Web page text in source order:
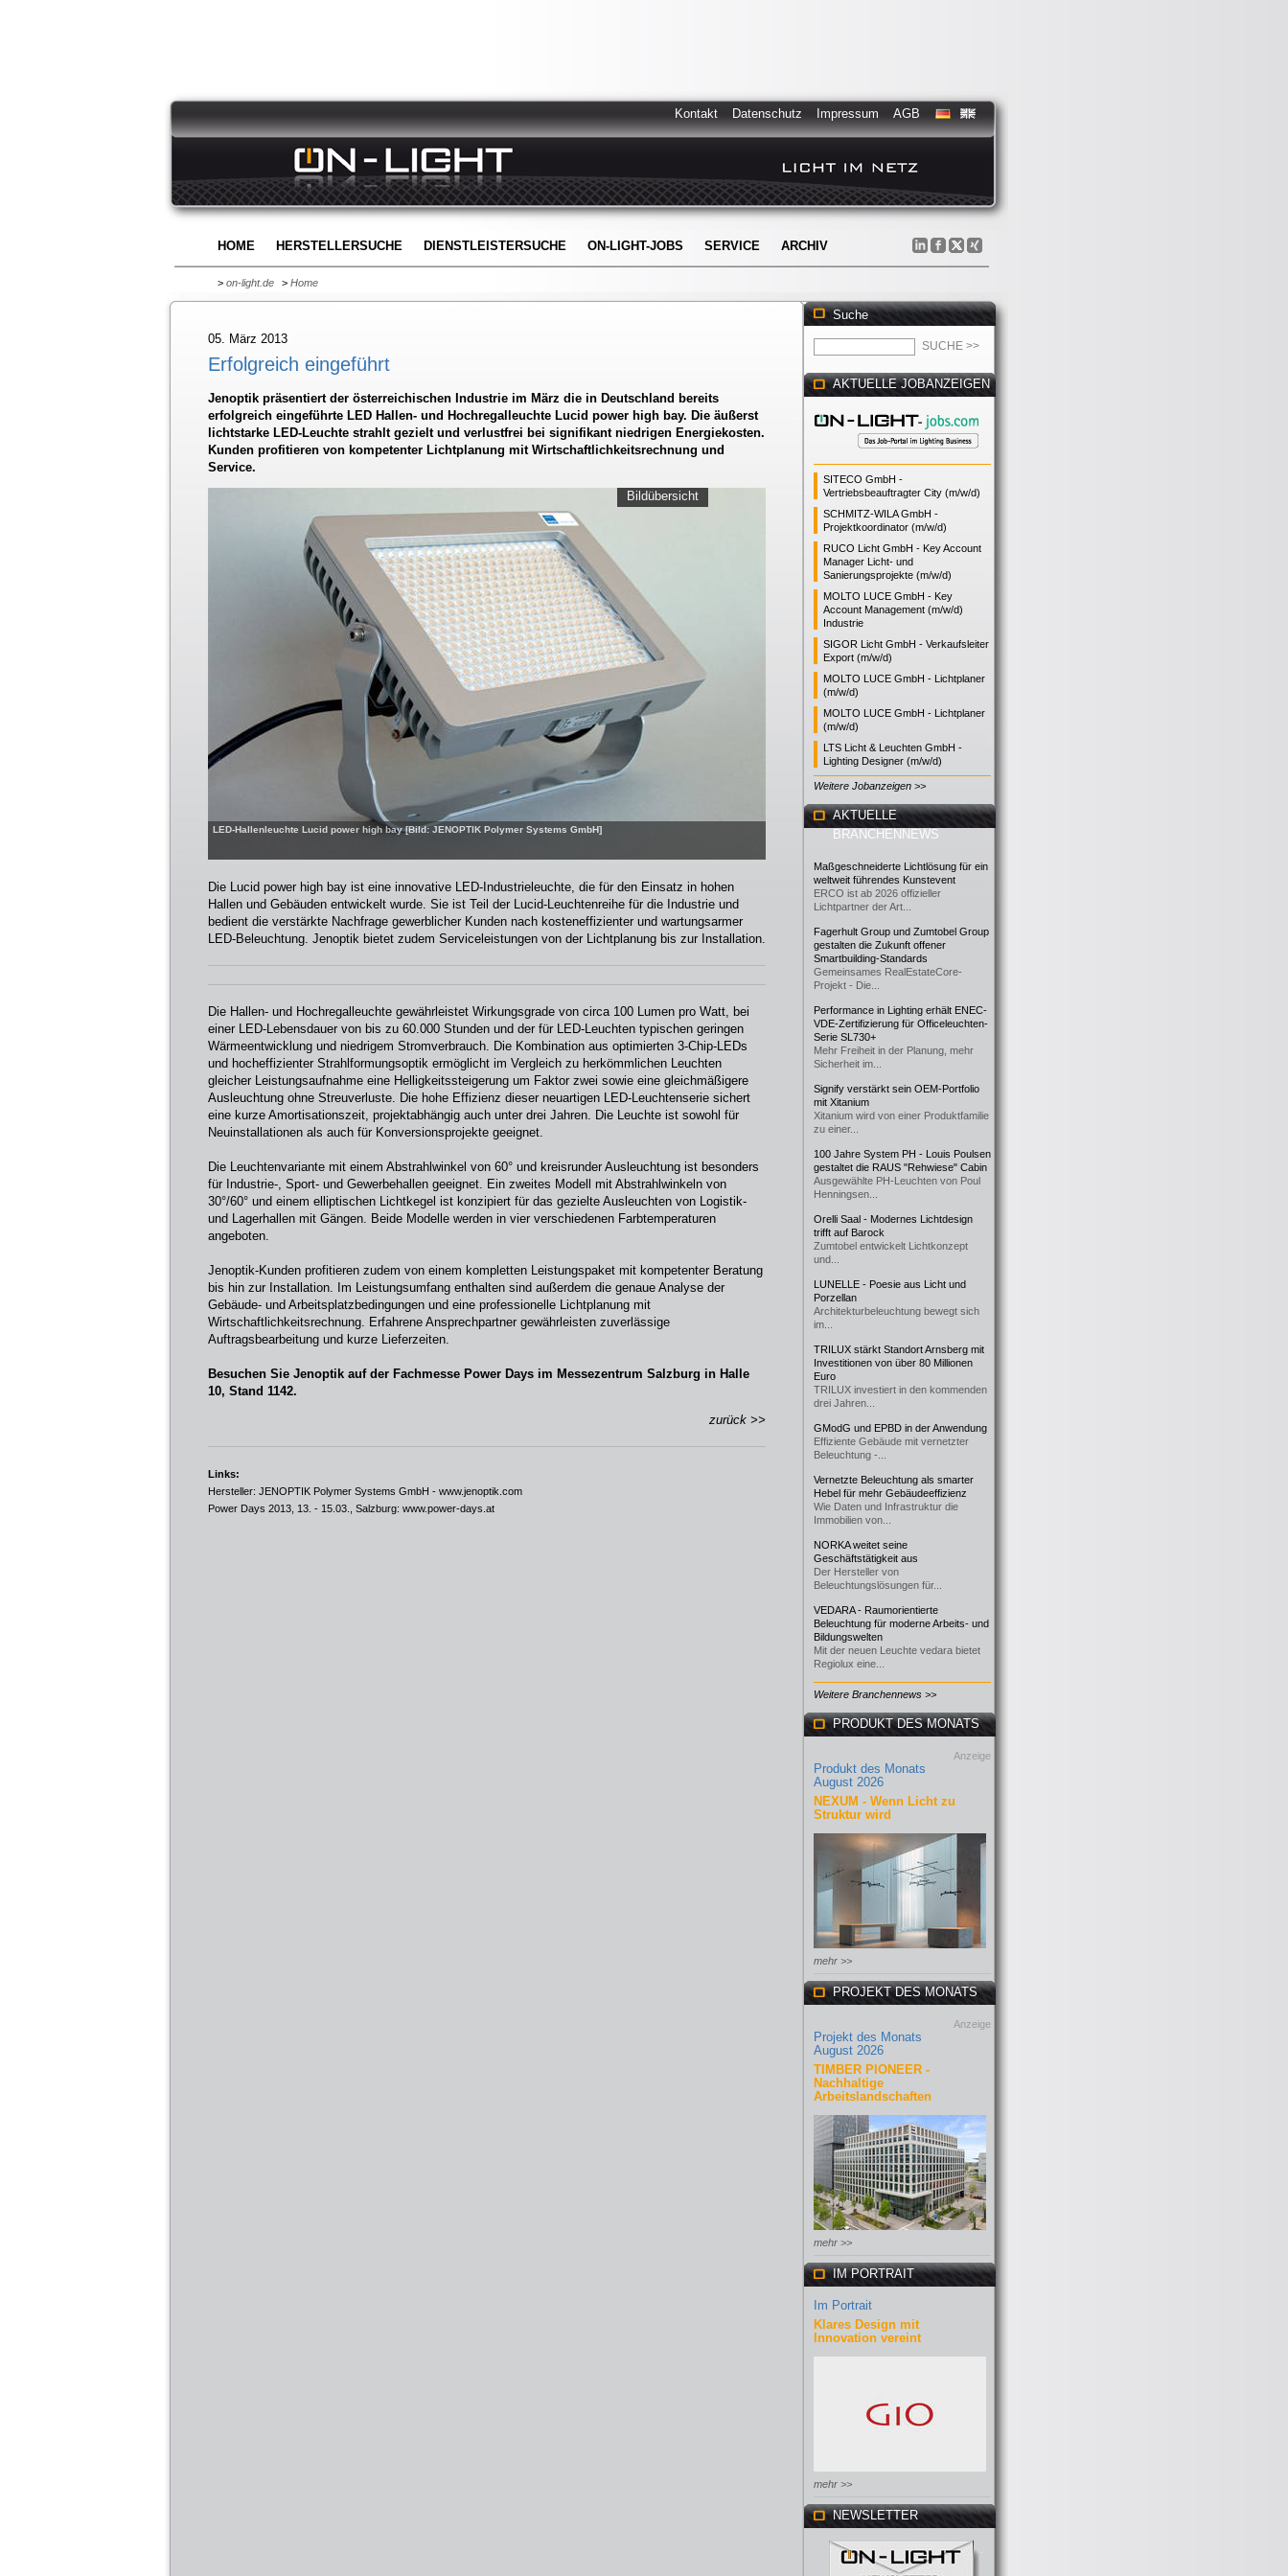
Kontakt Datenschutz Impressum AGB
HOME HERSTELLERSUCHE DIENSTLEISTERSUCHE ON-LIGHT-JOBS SERVICE ARCHIV
> on-light.de > Home
05. März 2013
Erfolgreich eingeführt
Jenoptik präsentiert der österreichischen Industrie im März die in Deutschland bereits
erfolgreich eingeführte LED Hallen- und Hochregalleuchte Lucid power high bay. Die äußerst
lichtstarke LED-Leuchte strahlt gezielt und verlustfrei bei signifikant niedrigen Energiekosten.
Kunden profitieren von kompetenter Lichtplanung mit Wirtschaftlichkeitsrechnung und
Service.
LED-Hallenleuchte Lucid power high bay [Bild: JENOPTIK Polymer Systems GmbH]
Bildübersicht
Die Lucid power high bay ist eine innovative LED-Industrieleuchte, die für den Einsatz in hohen
Hallen und Gebäuden entwickelt wurde. Sie ist Teil der Lucid-Leuchtenreihe für die Industrie und
bedient die verstärkte Nachfrage gewerblicher Kunden nach kosteneffizienter und wartungsarmer
LED-Beleuchtung. Jenoptik bietet zudem Serviceleistungen von der Lichtplanung bis zur Installation.
Die Hallen- und Hochregalleuchte gewährleistet Wirkungsgrade von circa 100 Lumen pro Watt, bei
einer LED-Lebensdauer von bis zu 60.000 Stunden und der für LED-Leuchten typischen geringen
Wärmeentwicklung und niedrigem Stromverbrauch. Die Kombination aus optimierten 3-Chip-LEDs
und hocheffizienter Strahlformungsoptik ermöglicht im Vergleich zu herkömmlichen Leuchten
gleicher Leistungsaufnahme eine Helligkeitssteigerung um Faktor zwei sowie eine gleichmäßigere
Ausleuchtung ohne Streuverluste. Die hohe Effizienz dieser neuartigen LED-Leuchtenserie sichert
eine kurze Amortisationszeit, projektabhängig auch unter drei Jahren. Die Leuchte ist sowohl für
Neuinstallationen als auch für Konversionsprojekte geeignet.
Die Leuchtenvariante mit einem Abstrahlwinkel von 60° und kreisrunder Ausleuchtung ist besonders
für Industrie-, Sport- und Gewerbehallen geeignet. Ein zweites Modell mit Abstrahlwinkeln von
30°/60° und einem elliptischen Lichtkegel ist konzipiert für das gezielte Ausleuchten von Logistik-
und Lagerhallen mit Gängen. Beide Modelle werden in vier verschiedenen Farbtemperaturen
angeboten.
Jenoptik-Kunden profitieren zudem von einem kompletten Leistungspaket mit kompetenter Beratung
bis hin zur Installation. Im Leistungsumfang enthalten sind außerdem die genaue Analyse der
Gebäude- und Arbeitsplatzbedingungen und eine professionelle Lichtplanung mit
Wirtschaftlichkeitsrechnung. Erfahrene Ansprechpartner gewährleisten zuverlässige
Auftragsbearbeitung und kurze Lieferzeiten.
Besuchen Sie Jenoptik auf der Fachmesse Power Days im Messezentrum Salzburg in Halle
10, Stand 1142.
zurück >>
Links:
Hersteller: JENOPTIK Polymer Systems GmbH - www.jenoptik.com
Power Days 2013, 13. - 15.03., Salzburg: www.power-days.at
Suche
AKTUELLE JOBANZEIGEN
SITECO GmbH -
Vertriebsbeauftragter City (m/w/d)
SCHMITZ-WILA GmbH -
Projektkoordinator (m/w/d)
RUCO Licht GmbH - Key Account
Manager Licht- und
Sanierungsprojekte (m/w/d)
MOLTO LUCE GmbH - Key
Account Management (m/w/d)
Industrie
SIGOR Licht GmbH - Verkaufsleiter
Export (m/w/d)
MOLTO LUCE GmbH - Lichtplaner
(m/w/d)
MOLTO LUCE GmbH - Lichtplaner
(m/w/d)
LTS Licht & Leuchten GmbH -
Lighting Designer (m/w/d)
Weitere Jobanzeigen >>
AKTUELLE
BRANCHENNEWS
Maßgeschneiderte Lichtlösung für ein
weltweit führendes Kunstevent
ERCO ist ab 2026 offizieller
Lichtpartner der Art...
Fagerhult Group und Zumtobel Group
gestalten die Zukunft offener
Smartbuilding-Standards
Gemeinsames RealEstateCore-
Projekt - Die...
Performance in Lighting erhält ENEC-
VDE-Zertifizierung für Officeleuchten-
Serie SL730+
Mehr Freiheit in der Planung, mehr
Sicherheit im...
Signify verstärkt sein OEM-Portfolio
mit Xitanium
Xitanium wird von einer Produktfamilie
zu einer...
100 Jahre System PH - Louis Poulsen
gestaltet die RAUS "Rehwiese" Cabin
Ausgewählte PH-Leuchten von Poul
Henningsen...
Orelli Saal - Modernes Lichtdesign
trifft auf Barock
Zumtobel entwickelt Lichtkonzept
und...
LUNELLE - Poesie aus Licht und
Porzellan
Architekturbeleuchtung bewegt sich
im...
TRILUX stärkt Standort Arnsberg mit
Investitionen von über 80 Millionen
Euro
TRILUX investiert in den kommenden
drei Jahren...
GModG und EPBD in der Anwendung
Effiziente Gebäude mit vernetzter
Beleuchtung -...
Vernetzte Beleuchtung als smarter
Hebel für mehr Gebäudeeffizienz
Wie Daten und Infrastruktur die
Immobilien von...
NORKA weitet seine
Geschäftstätigkeit aus
Der Hersteller von
Beleuchtungslösungen für...
VEDARA - Raumorientierte
Beleuchtung für moderne Arbeits- und
Bildungswelten
Mit der neuen Leuchte vedara bietet
Regiolux eine...
Weitere Branchennews >>
PRODUKT DES MONATS
Anzeige
Produkt des Monats
August 2026
NEXUM - Wenn Licht zu
Struktur wird
mehr >>
PROJEKT DES MONATS
Anzeige
Projekt des Monats
August 2026
TIMBER PIONEER -
Nachhaltige
Arbeitslandschaften
mehr >>
IM PORTRAIT
Im Portrait
Klares Design mit
Innovation vereint
mehr >>
NEWSLETTER